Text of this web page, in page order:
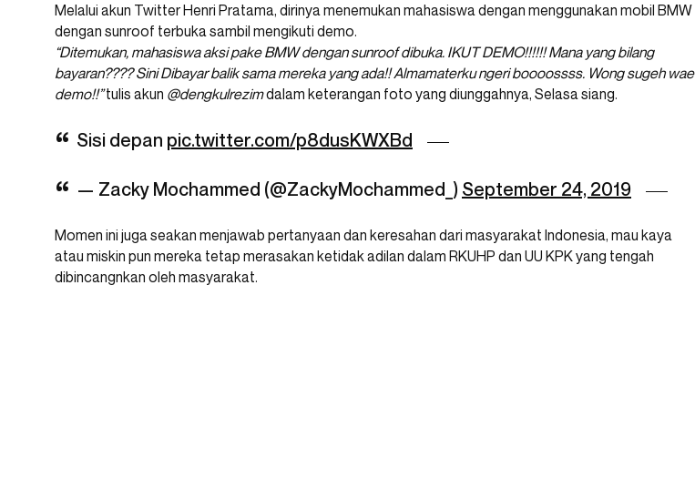
Melalui akun Twitter Henri Pratama, dirinya menemukan mahasiswa dengan menggunakan mobil BMW
dengan sunroof terbuka sambil mengikuti demo.
“Ditemukan, mahasiswa aksi pake BMW dengan sunroof dibuka. IKUT DEMO!!!!!! Mana yang bilang
bayaran???? Sini Dibayar balik sama mereka yang ada!! Almamaterku ngeri boooossss. Wong sugeh wae
demo!!”tulis akun @dengkulrezimdalam keterangan foto yang diunggahnya, Selasa siang.
Sisi depan pic.twitter.com/p8dusKWXBd
— Zacky Mochammed (@ZackyMochammed_) September 24, 2019
Momen ini juga seakan menjawab pertanyaan dan keresahan dari masyarakat Indonesia, mau kaya
atau miskin pun mereka tetap merasakan ketidak adilan dalam RKUHP dan UU KPK yang tengah
dibincangnkan oleh masyarakat.